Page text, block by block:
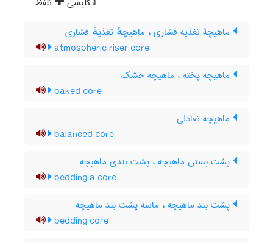
ماهیچۀ تغذیه فشاری ، ماهیچهٔ تغذیهٔ فشاری
atmospheric riser core
ماهیچه پخته ، ماهیچه خشک
baked core
ماهیچه تعادلی
balanced core
پشت بستن ماهیچه ، پشت بندی ماهیچه
bedding a core
پشت بند ماهیچه ، ماسه پشت بند ماهیچه
bedding core